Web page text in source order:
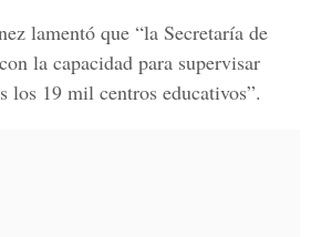
lamentó que “la Secretaría de
la capacidad para supervisar
los 19 mil centros educativos”.